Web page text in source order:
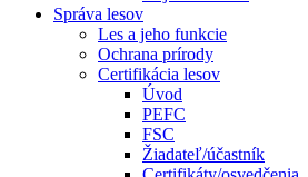
Správa lesov
Les a jeho funkcie
Ochrana prírody
Certifikácia lesov
Úvod
PEFC
FSC
Žiadateľ/účastník